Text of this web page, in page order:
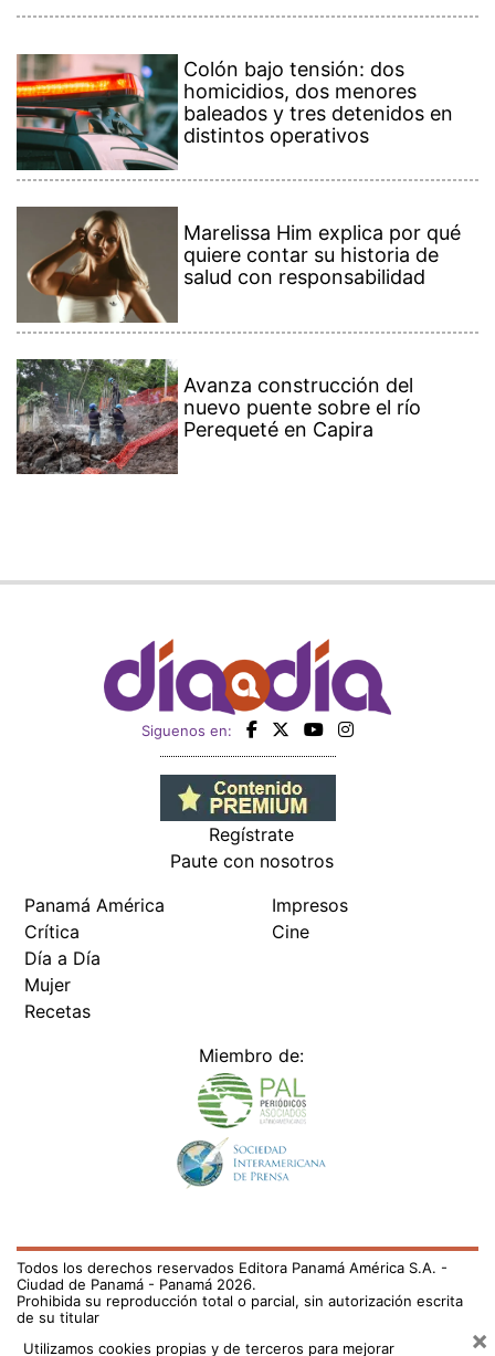
Colón bajo tensión: dos
homicidios, dos menores
baleados y tres detenidos en
distintos operativos
Marelissa Him explica por qué
quiere contar su historia de
salud con responsabilidad
Avanza construcción del
nuevo puente sobre el río
Perequeté en Capira
Siguenos en:
Regístrate
Paute con nosotros
Panamá América
Crítica
Día a Día
Mujer
Recetas
Impresos
Cine
Miembro de:
Todos los derechos reservados Editora Panamá América S.A. -
Ciudad de Panamá - Panamá 2026.
Prohibida su reproducción total o parcial, sin autorización escrita
de su titular
Utilizamos cookies propias y de terceros para mejorar
×